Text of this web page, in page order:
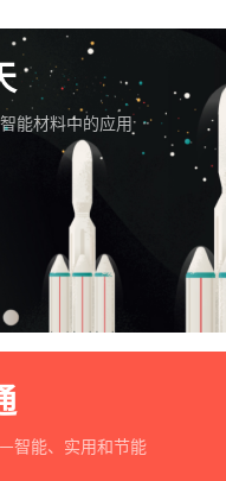
能材料中的应用
智能、实用和节能